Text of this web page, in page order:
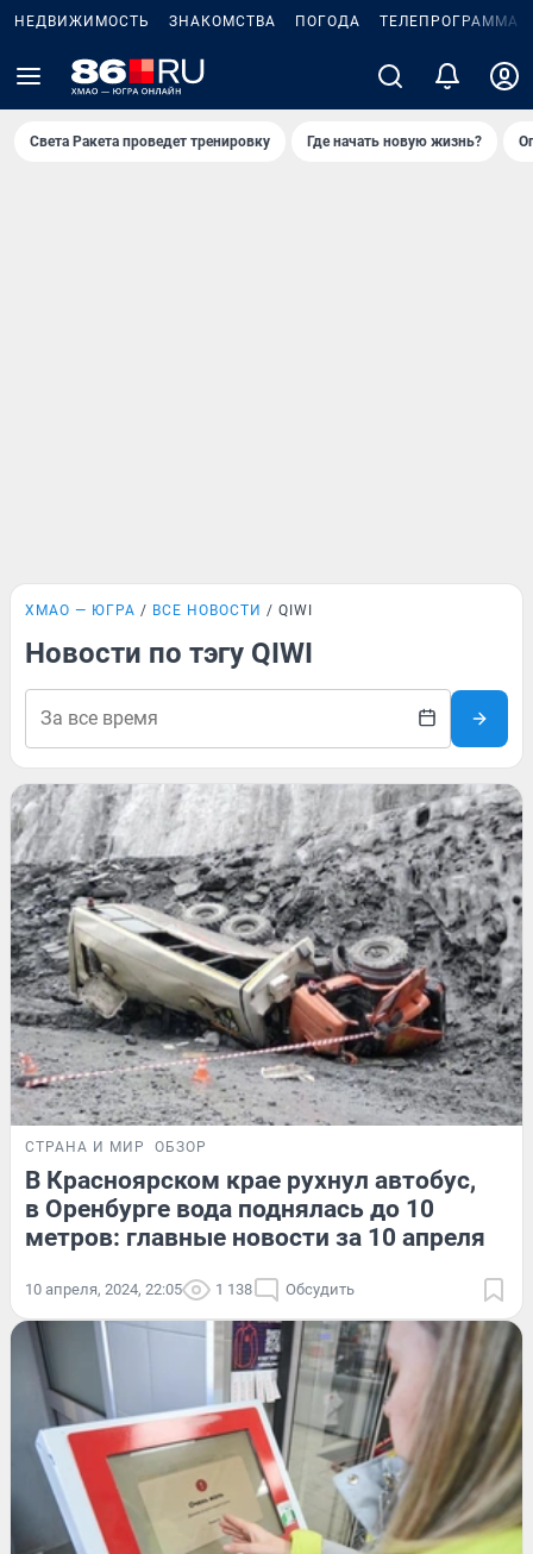
НЕДВИЖИМОСТЬ ЗНАКОМСТВА ПОГОДА ТЕЛЕПРОГРАММА
Света Ракета проведет тренировку Где начать новую жизнь?
ХМАО — ЮГРА ВСЕ НОВОСТИ QIWI
Новости по тэгу QIWI
СТРАНА И МИР ОБЗОР
В Красноярском крае рухнул автобус,
в Оренбурге вода поднялась до 10
метров: главные новости за 10 апреля
10 апреля, 2024, 22:05 1 138 Обсудить